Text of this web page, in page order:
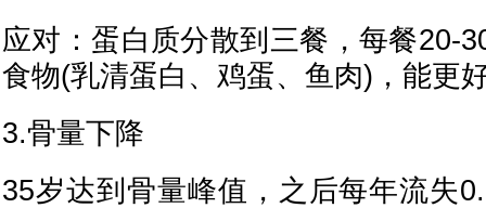
应对：蛋白质分散到三餐，每餐20-
食物(乳清蛋白、鸡蛋、鱼肉)，能更
3.骨量下降
35岁达到骨量峰值，之后每年流失